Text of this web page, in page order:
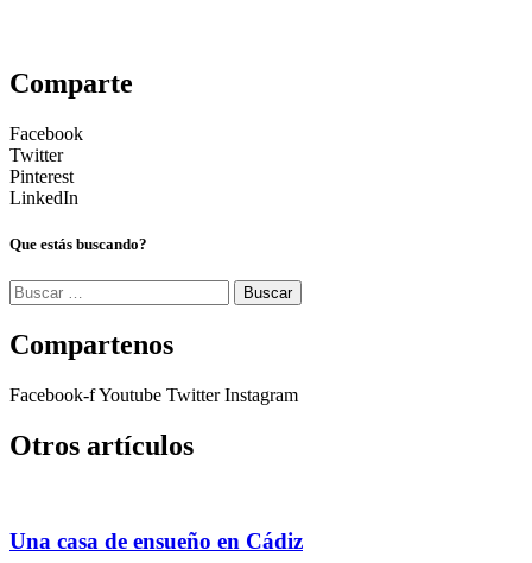
Comparte
Facebook
Twitter
Pinterest
LinkedIn
Que estás buscando?
Buscar:
Compartenos
Facebook-fYoutube Twitter Instagram
Otros artículos
Una casa de ensueño en Cádiz